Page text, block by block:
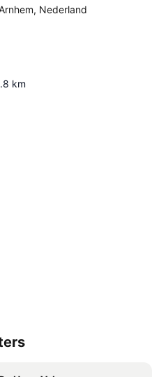
Nederland
km